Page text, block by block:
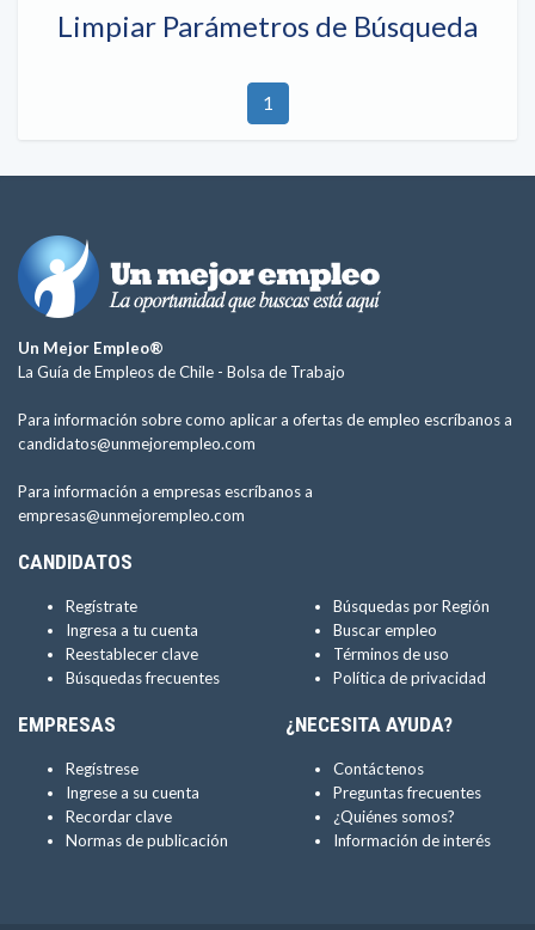
Limpiar Parámetros de Búsqueda
1
Un Mejor Empleo®
La Guía de Empleos de Chile - Bolsa de Trabajo
Para información sobre como aplicar a ofertas de empleo escríbanos a
candidatos@unmejorempleo.com
Para información a empresas escríbanos a
empresas@unmejorempleo.com
CANDIDATOS
Regístrate
Ingresa a tu cuenta
Reestablecer clave
Búsquedas frecuentes
Búsquedas por Región
Buscar empleo
Términos de uso
Política de privacidad
EMPRESAS
Regístrese
Ingrese a su cuenta
Recordar clave
Normas de publicación
¿NECESITA AYUDA?
Contáctenos
Preguntas frecuentes
¿Quiénes somos?
Información de interés